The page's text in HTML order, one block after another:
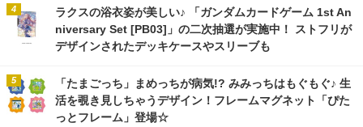
ラクスの浴衣姿が美しい♪ 「ガンダムカードゲーム 1st An
niversary Set [PB03]」の二次抽選が実施中！ ストフリが
デザインされたデッキケースやスリーブも
「たまごっち」まめっちが病気!? みみっちはもぐもぐ♪ 生
活を覗き見しちゃうデザイン！フレームマグネット「ぴた
っとフレーム」登場☆